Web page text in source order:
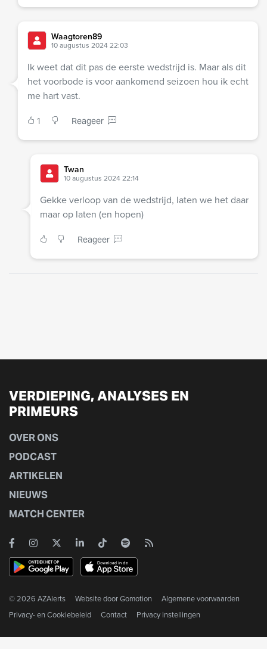
Waagtoren89
10 augustus 2024 22:03
Ik weet dat dit pas de eerste wedstrijd is. Maar als dit
het voorbode is voor aankomend seizoen hou ik echt
me hart vast.
1 Reageer
Twan
10 augustus 2024 22:14
Gekke verloop van de wedstrijd, laten we het daar
maar op laten (en hopen)
Reageer
VERDIEPING, ANALYSES EN
PRIMEURS
OVER ONS
PODCAST
ARTIKELEN
NIEUWS
MATCH CENTER
© 2026 AZAlerts Website doorGomotion
Algemene voorwaarden
Privacy- en Cookiebeleid
Contact Privacy instellingen